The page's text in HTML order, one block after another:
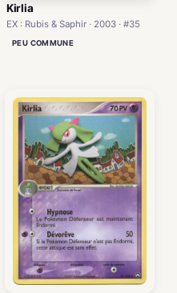
Kirlia
EX : Rubis & Saphir · 2003 · #35
PEU COMMUNE